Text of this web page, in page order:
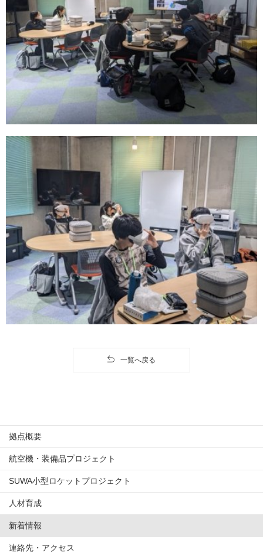
一覧へ戻る
拠点概要
航空機・装備品プロジェクト
SUWA小型ロケットプロジェクト
人材育成
新着情報
連絡先・アクセス